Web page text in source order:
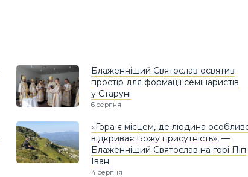
Блаженніший Святослав освятив
простір для формації семінаристів
у Старуні
6 серпня
«Гора є місцем, де людина
відкриває Божу присутність», —
Блаженніший Святослав на горі Піп
Іван
4 серпня